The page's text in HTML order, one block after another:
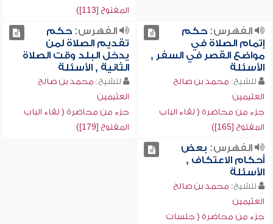
المفتوح [113])
الفهرس:حكم
إتمام الصلاة في
مواضع القصر في السفر ,
الأسئلة
للشيخ: محمد بن صالح
العثيمين
جزء من محاضرة ( لقاء الباب
المفتوح [165])
الفهرس:حكم
تقديم الصلاة لمن
يدخل البلد وقت الصلاة
الثانية , الأسئلة
للشيخ: محمد بن صالح
العثيمين
جزء من محاضرة ( لقاء الباب
المفتوح [179])
الفهرس: بعض
أحكام الاعتكاف ,
الأسئلة
للشيخ: محمد بن صالح
العثيمين
جزء من محاضرة ( جلسات